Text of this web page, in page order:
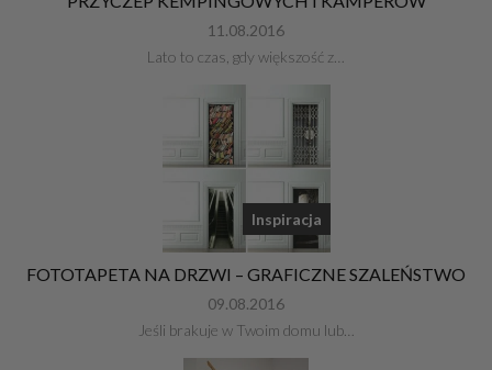
11.08.2016
Lato to czas, gdy większość z…
Inspiracja
FOTOTAPETA NA DRZWI – GRAFICZNE SZALEŃSTWO
09.08.2016
Jeśli brakuje w Twoim domu lub…